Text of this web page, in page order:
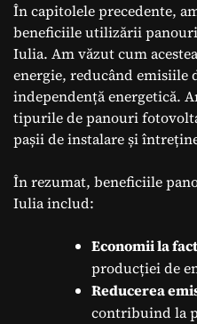
În capitolele precedente,
beneficiile utilizării
Iulia. Am văzut cum
energie, reducând emisiile
independență energetică.
tipurile de panouri
pașii de instalare și
În rezumat, beneficiile
Iulia includ:
Economii la
producției de
Reducerea
contribuind la